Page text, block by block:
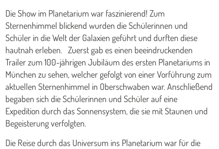
Die Show im Planetarium war faszinierend! Zum
Sternenhimmel blickend wurden die Schülerinnen und
Schüler in die Welt der Galaxien geführt und durften diese
hautnah erleben. Zuerst gab es einen beeindruckenden
Trailer zum 100-jährigen Jubiläum des ersten Planetariums in
München zu sehen, welcher gefolgt von einer Vorführung zum
aktuellen Sternenhimmel in Oberschwaben war. Anschließend
begaben sich die Schülerinnen und Schüler auf eine
Expedition durch das Sonnensystem, die sie mit Staunen und
Begeisterung verfolgten.
Die Reise durch das Universum ins Planetarium war für die